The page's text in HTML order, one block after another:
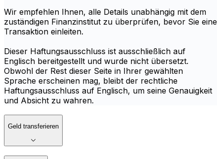
Wir empfehlen Ihnen, alle Details unabhängig mit dem
zuständigen Finanzinstitut zu überprüfen, bevor Sie eine
Transaktion einleiten.
Dieser Haftungsausschluss ist ausschließlich auf
Englisch bereitgestellt und wurde nicht übersetzt.
Obwohl der Rest dieser Seite in Ihrer gewählten
Sprache erscheinen mag, bleibt der rechtliche
Haftungsausschluss auf Englisch, um seine Genauigkeit
und Absicht zu wahren.
Geld transferieren